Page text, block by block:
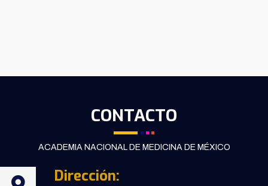
CONTACTO
ACADEMIA NACIONAL DE MEDICINA DE MÉXICO
Dirección: